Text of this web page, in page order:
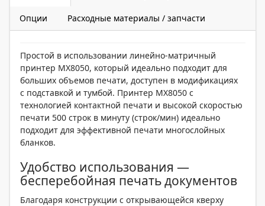
Опции Расходные материалы / запчасти
Простой в использовании линейно-матричный
принтер MX8050, который идеально подходит для
больших объемов печати, доступен в модификациях
с подставкой и тумбой. Принтер MX8050 с
технологией контактной печати и высокой скоростью
печати 500 строк в минуту (строк/мин) идеально
подходит для эффективной печати многослойных
бланков.
Удобство использования —
бесперебойная печать документов
Благодаря конструкции с открывающейся кверху